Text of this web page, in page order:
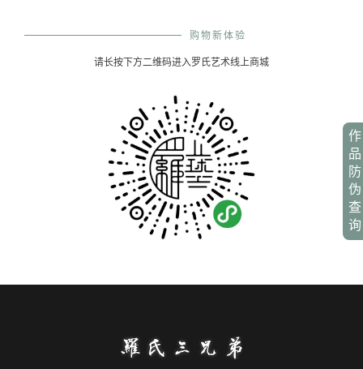
作
品
防
伪
查
询
购物新体验
请长按下方二维码进入罗氏艺术线上商城